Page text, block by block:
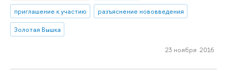
приглашение к участию
разъяснение нововведения
Золотая Вышка
23 ноября 2016